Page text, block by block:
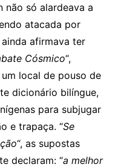
não só alardeava a
atacada por
afirmava ter
Cósmico“,
local de pouso de
dicionário bilíngue,
para subjugar
e trapaça. “Se
“, as supostas
declaram: “a melhor